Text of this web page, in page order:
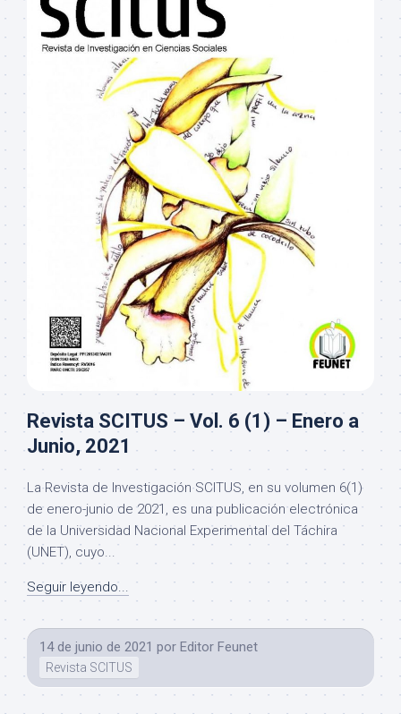
Revista SCITUS – Vol. 6 (1) – Enero a
Junio, 2021
La Revista de Investigación SCITUS, en su volumen 6(1)
de enero-junio de 2021, es una publicación electrónica
de la Universidad Nacional Experimental del Táchira
(UNET), cuyo...
Seguir leyendo...
14 de junio de 2021 por Editor Feunet
Revista SCITUS